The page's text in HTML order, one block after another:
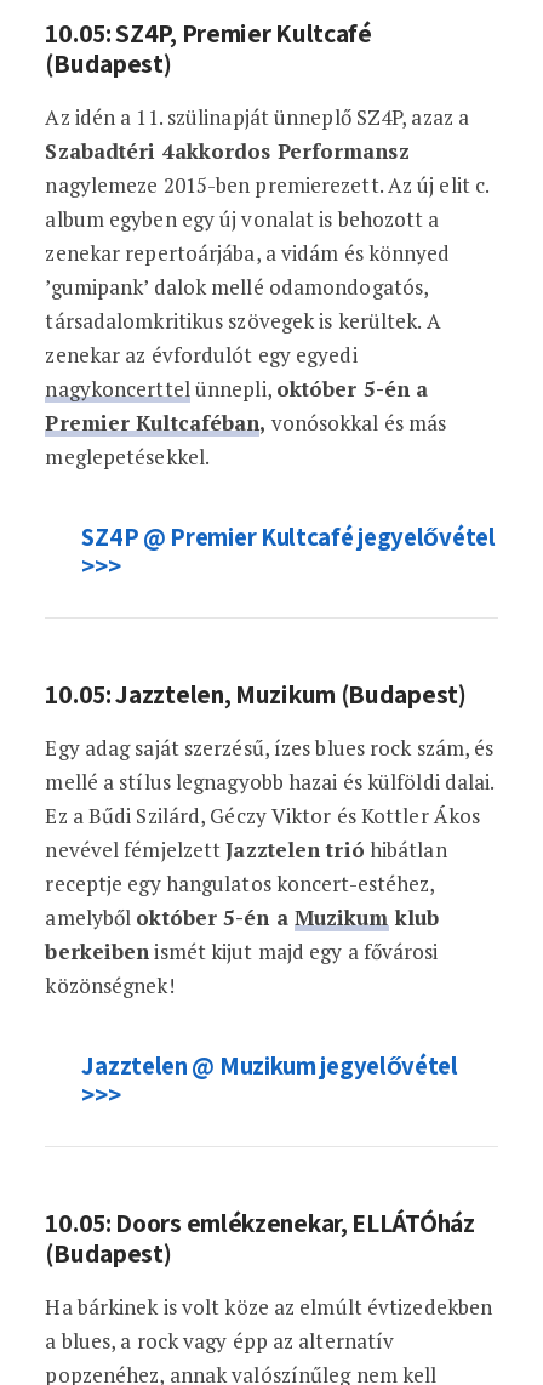
10.05: SZ4P, Premier Kultcafé
(Budapest)
Az idén a 11. szülinapját ünneplő SZ4P, azaz a
Szabadtéri 4akkordos Performansz
nagylemeze 2015-ben premierezett. Az új elit c.
album egyben egy új vonalat is behozott a
zenekar repertoárjába, a vidám és könnyed
’gumipank’ dalok mellé odamondogatós,
társadalomkritikus szövegek is kerültek. A
zenekar az évfordulót egy egyedi
nagykoncerttelünnepli, október 5-én a
Premier Kultcaféban, vonósokkal és más
meglepetésekkel.
SZ4P @ Premier Kultcafé jegyelővétel
>>>
10.05: Jazztelen, Muzikum (Budapest)
Egy adag saját szerzésű, ízes blues rock szám, és
mellé a stílus legnagyobb hazai és külföldi dalai.
Ez a Bűdi Szilárd, Géczy Viktor és Kottler Ákos
nevével fémjelzettJazztelen trió hibátlan
receptje egy hangulatos koncert-estéhez,
amelyből október 5-én a Muzikum klub
berkeibenismét kijut majd egy a fővárosi
közönségnek!
Jazztelen @ Muzikum jegyelővétel
>>>
10.05: Doors emlékzenekar, ELLÁTÓház
(Budapest)
Ha bárkinek is volt köze az elmúlt évtizedekben
a blues, a rock vagy épp az alternatív
popzenéhez, annak valószínűleg nem kell